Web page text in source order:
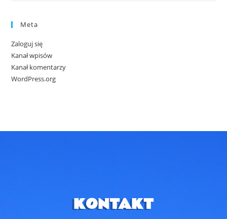
Meta
Zaloguj się
Kanał wpisów
Kanał komentarzy
WordPress.org
KONTAKT